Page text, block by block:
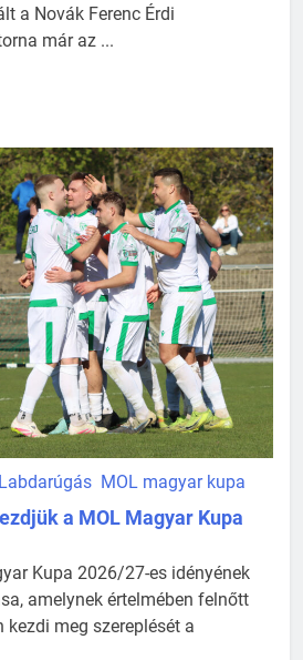
a Novák Ferenc Érdi
már az ...
Labdarúgás MOL magyar kupa
a MOL Magyar Kupa
Kupa 2026/27-es idényének
amelynek értelmében felnőtt
meg szereplését a